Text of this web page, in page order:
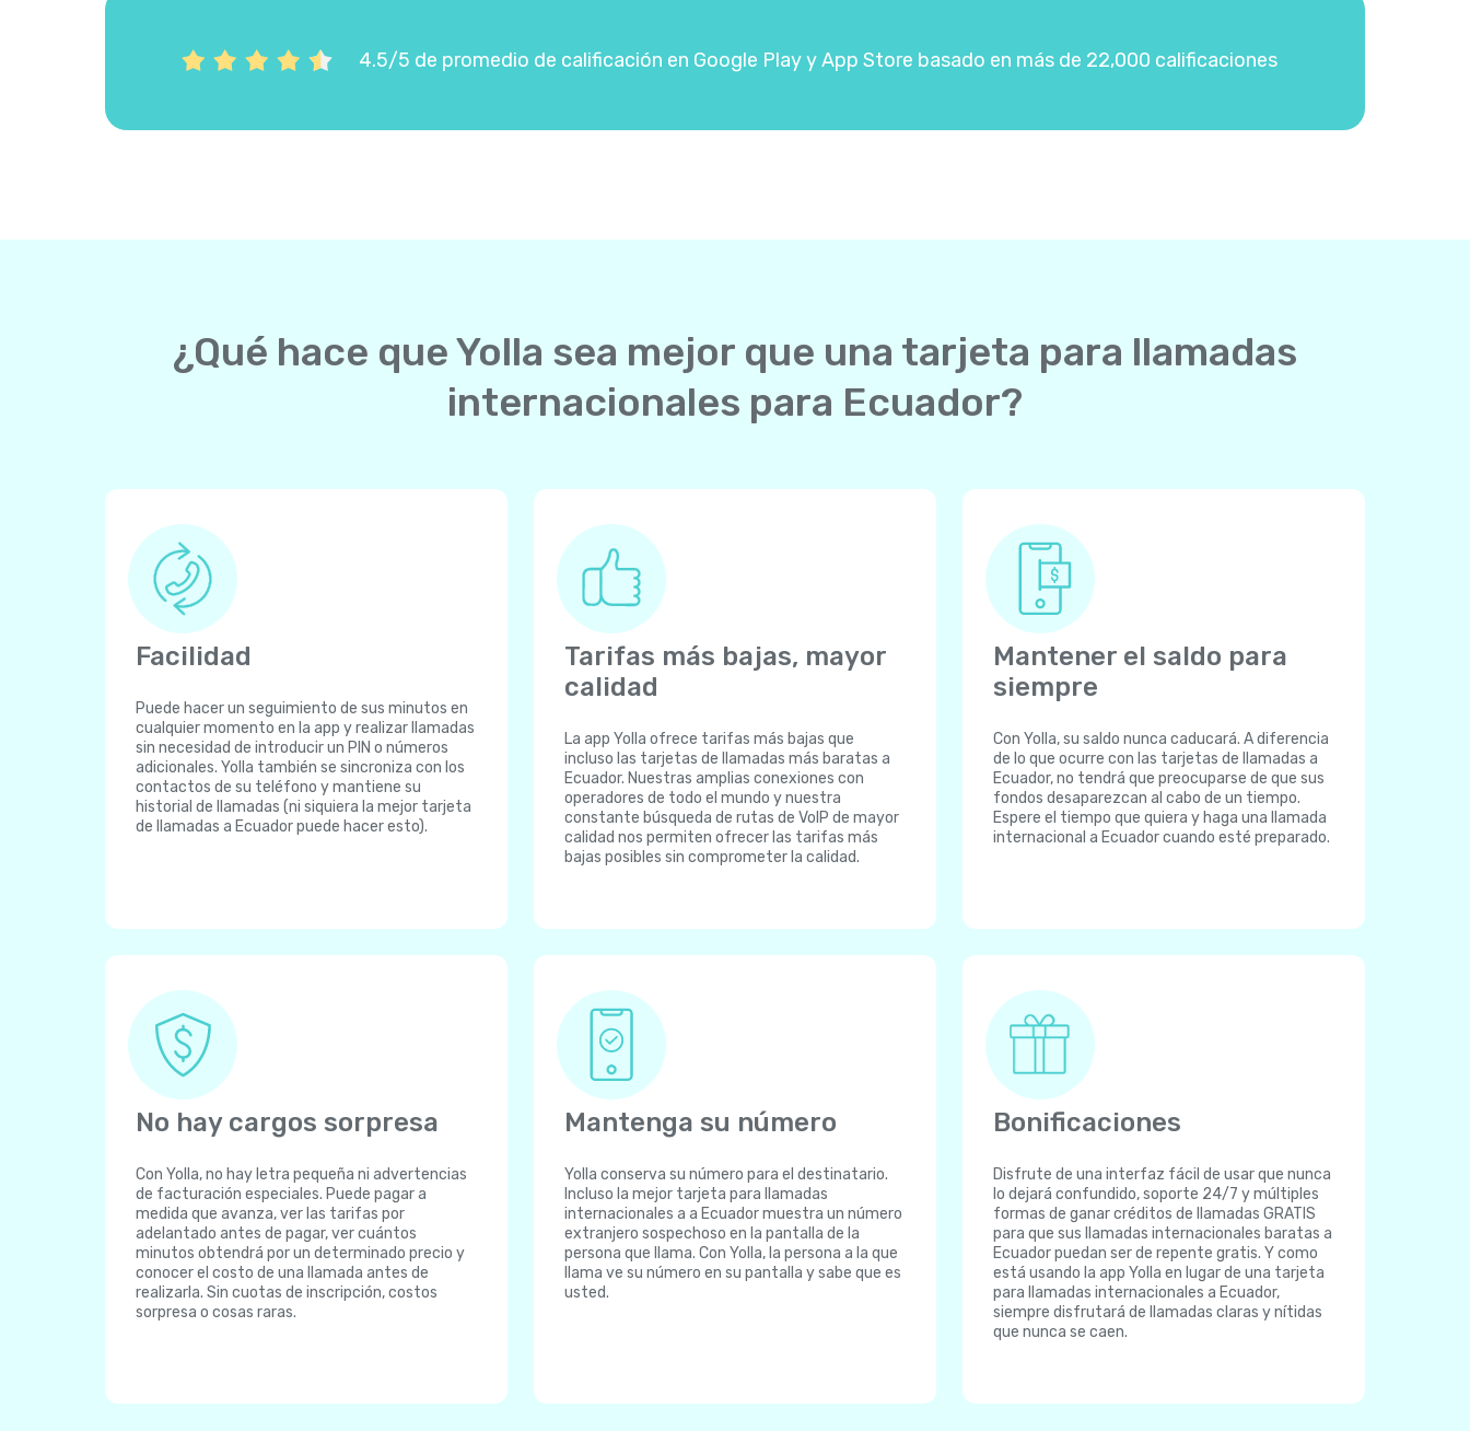
4.5/5 de promedio de calificación en Google Play y App Store basado en más de 22,000 calificaciones
¿Qué hace que Yolla sea mejor que una tarjeta para llamadas
internacionales para Ecuador?
Facilidad
Puede hacer un seguimiento de sus minutos en
cualquier momento en la app y realizar llamadas
sin necesidad de introducir un PIN o números
adicionales. Yolla también se sincroniza con los
contactos de su teléfono y mantiene su
historial de llamadas (ni siquiera la mejor tarjeta
de llamadas a Ecuador puede hacer esto).
Tarifas más bajas, mayor
calidad
La app Yolla ofrece tarifas más bajas que
incluso las tarjetas de llamadas más baratas a
Ecuador. Nuestras amplias conexiones con
operadores de todo el mundo y nuestra
constante búsqueda de rutas de VoIP de mayor
calidad nos permiten ofrecer las tarifas más
bajas posibles sin comprometer la calidad.
Mantener el saldo para
siempre
Con Yolla, su saldo nunca caducará. A diferencia
de lo que ocurre con las tarjetas de llamadas a
Ecuador, no tendrá que preocuparse de que sus
fondos desaparezcan al cabo de un tiempo.
Espere el tiempo que quiera y haga una llamada
internacional a Ecuador cuando esté preparado.
No hay cargos sorpresa
Con Yolla, no hay letra pequeña ni advertencias
de facturación especiales. Puede pagar a
medida que avanza, ver las tarifas por
adelantado antes de pagar, ver cuántos
minutos obtendrá por un determinado precio y
conocer el costo de una llamada antes de
realizarla. Sin cuotas de inscripción, costos
sorpresa o cosas raras.
Mantenga su número
Yolla conserva su número para el destinatario.
Incluso la mejor tarjeta para llamadas
internacionales a a Ecuador muestra un número
extranjero sospechoso en la pantalla de la
persona que llama. Con Yolla, la persona a la que
llama ve su número en su pantalla y sabe que es
usted.
Bonificaciones
Disfrute de una interfaz fácil de usar que nunca
lo dejará confundido, soporte 24/7 y múltiples
formas de ganar créditos de llamadas GRATIS
para que sus llamadas internacionales baratas a
Ecuador puedan ser de repente gratis. Y como
está usando la app Yolla en lugar de una tarjeta
para llamadas internacionales a Ecuador,
siempre disfrutará de llamadas claras y nítidas
que nunca se caen.